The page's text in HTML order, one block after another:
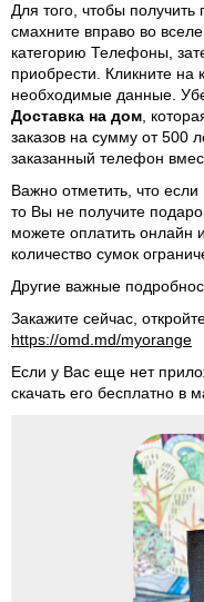
Для того, чтобы получить
смахните вправо во
категорию Телефоны,
приобрести. Кликните на
необходимые данные.
Доставка на дом ,
заказов на сумму от 500
заказанный телефон
Важно отметить, что
то Вы не получите
можете оплатить онлайн
количество сумок
Другие важные
Закажите сейчас,
https://omd.md/myorange
Если у Вас еще нет
скачать его бесплатно в